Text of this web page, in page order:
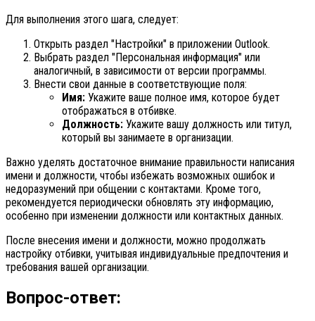
Для выполнения этого шага, следует:
Открыть раздел "Настройки" в приложении Outlook.
Выбрать раздел "Персональная информация" или
аналогичный, в зависимости от версии программы.
Внести свои данные в соответствующие поля:
Имя: Укажите ваше полное имя, которое будет
отображаться в отбивке.
Должность: Укажите вашу должность или титул,
который вы занимаете в организации.
Важно уделять достаточное внимание правильности написания
имени и должности, чтобы избежать возможных ошибок и
недоразумений при общении с контактами. Кроме того,
рекомендуется периодически обновлять эту информацию,
особенно при изменении должности или контактных данных.
После внесения имени и должности, можно продолжать
настройку отбивки, учитывая индивидуальные предпочтения и
требования вашей организации.
Вопрос-ответ: